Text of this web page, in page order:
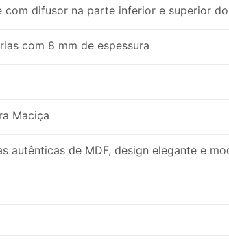
com difusor na parte inferior e superior
com 8 mm de espessura
Maciça
autênticas de MDF, design elegante e